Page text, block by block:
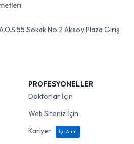
55 Sokak No:2 Aksoy Plaza Giriş
PROFESYONELLER
Doktorlar İçin
Web Siteniz İçin
Kariyer
İşe Alım